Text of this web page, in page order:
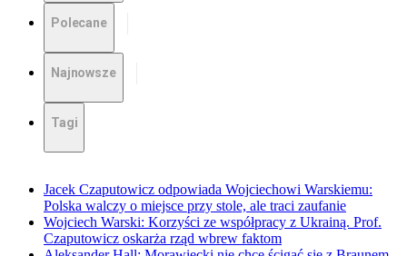
Polecane
Najnowsze
Tagi
Jacek Czaputowicz odpowiada Wojciechowi Warskiemu:
Polska walczy o miejsce przy stole, ale traci zaufanie
Wojciech Warski: Korzyści ze współpracy z Ukrainą. Prof.
Czaputowicz oskarża rząd wbrew faktom